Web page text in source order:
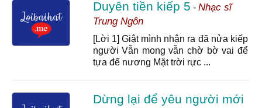
Duyên tiền kiếp 5 - Nhạc sĩ
Trung Ngôn
[Lời 1] Giật mình nhận ra đã nửa kiếp
người Vẫn mong vẫn chờ bờ vai để
tựa để nương Mặt trời rực ...
Dừng lại để yêu người mới